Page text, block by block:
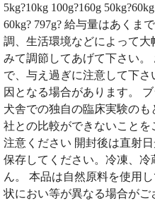
5kg?10kg 100g?160g
60kg? 797g? 給与量はあくま
調、生活環境などによって
みて調節してあげて下さい
で、与え過ぎに注意して下
因となる場合があります。
犬舎での独自の臨床実験の
社との比較ができないこと
注意ください 開封後は直射
保存してください。冷凍、
ん。 本品は自然原料を使用
状におい等が異なる場合が